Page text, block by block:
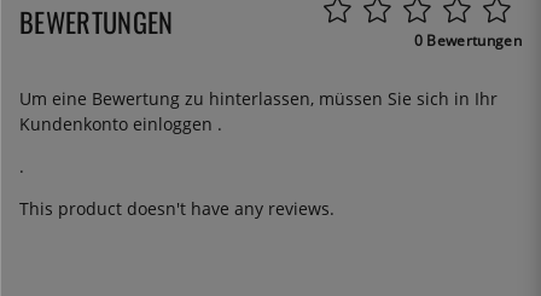
BEWERTUNGEN 0 Bewertungen
Um eine Bewertung zu hinterlassen, müssen Sie sich in Ihr
Kundenkonto einloggen .
.
This product doesn't have any reviews.